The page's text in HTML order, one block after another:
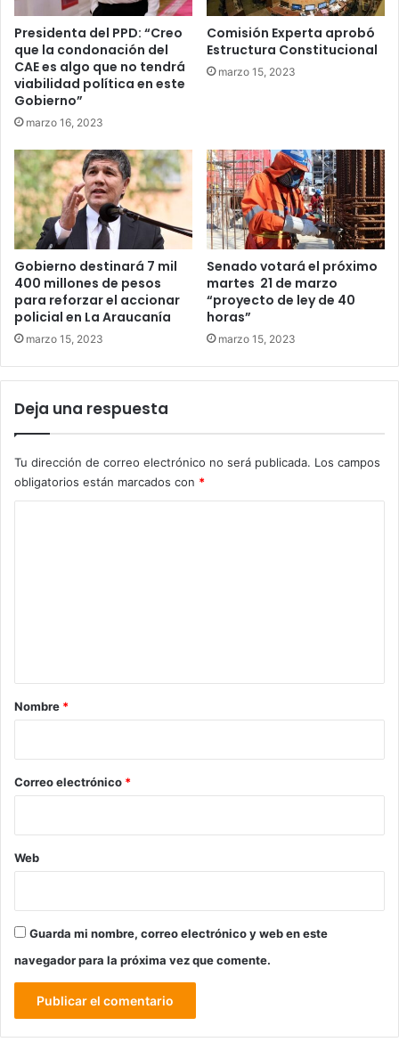
Presidenta del PPD: “Creo
que la condonación del
CAE es algo que no tendrá
viabilidad política en este
Gobierno”
marzo 16, 2023
Comisión Experta aprobó
Estructura Constitucional
marzo 15, 2023
Gobierno destinará 7 mil
400 millones de pesos
para reforzar el accionar
policial en La Araucanía
marzo 15, 2023
Senado votará el próximo
martes 21 de marzo
“proyecto de ley de 40
horas”
marzo 15, 2023
Deja una respuesta
Tu dirección de correo electrónico no será publicada. Los campos
obligatorios están marcados con *
r
*
Nombre *
Correo electrónico *
Web
Guarda mi nombre, correo electrónico y web en este
navegador para la próxima vez que comente.